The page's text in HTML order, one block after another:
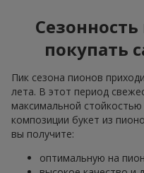
покупать
Пик сезона пионов
лета. В этот период
максимальной
композиции букет из
вы получите:
оптимальную на